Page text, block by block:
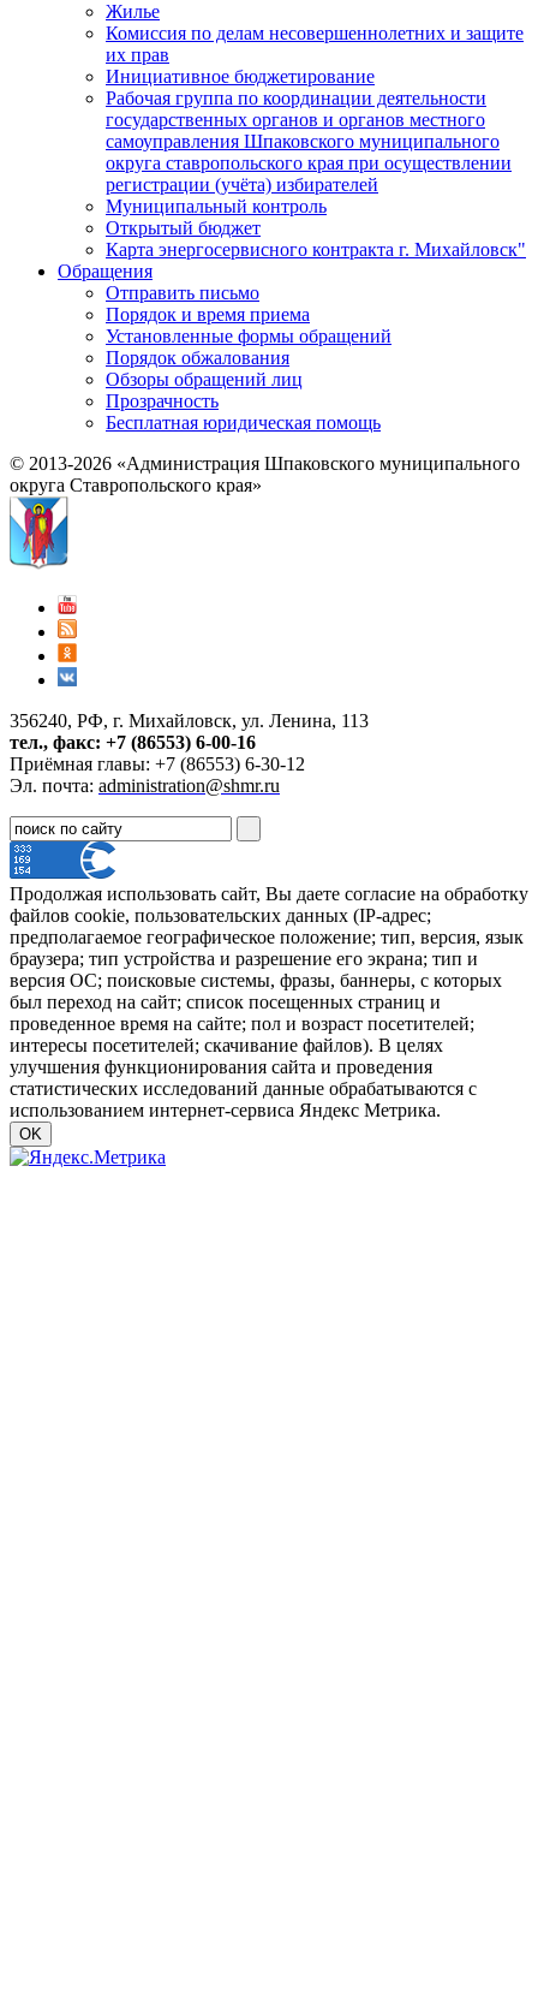
Жилье
Комиссия по делам несовершеннолетних и защите
их прав
Инициативное бюджетирование
Рабочая группа по координации деятельности
государственных органов и органов местного
самоуправления Шпаковского муниципального
округа ставропольского края при осуществлении
регистрации (учёта) избирателей
Муниципальный контроль
Открытый бюджет
Карта энергосервисного контракта г. Михайловск"
Обращения
Отправить письмо
Порядок и время приема
Установленные формы обращений
Порядок обжалования
Обзоры обращений лиц
Прозрачность
Бесплатная юридическая помощь
© 2013-2026 «Администрация Шпаковского муниципального
округа Ставропольского края»
356240, РФ, г. Михайловск, ул. Ленина, 113
тел., факс: +7 (86553) 6-00-16
Приёмная главы: +7 (86553) 6-30-12
Эл. почта: administration@shmr.ru
Продолжая использовать сайт, Вы даете согласие на обработку
файлов cookie, пользовательских данных (IP-адрес;
предполагаемое географическое положение; тип, версия, язык
браузера; тип устройства и разрешение его экрана; тип и
версия ОС; поисковые системы, фразы, баннеры, с которых
был переход на сайт; список посещенных страниц и
проведенное время на сайте; пол и возраст посетителей;
интересы посетителей; скачивание файлов). В целях
улучшения функционирования сайта и проведения
статистических исследований данные обрабатываются с
использованием интернет-сервиса Яндекс Метрика.
OK